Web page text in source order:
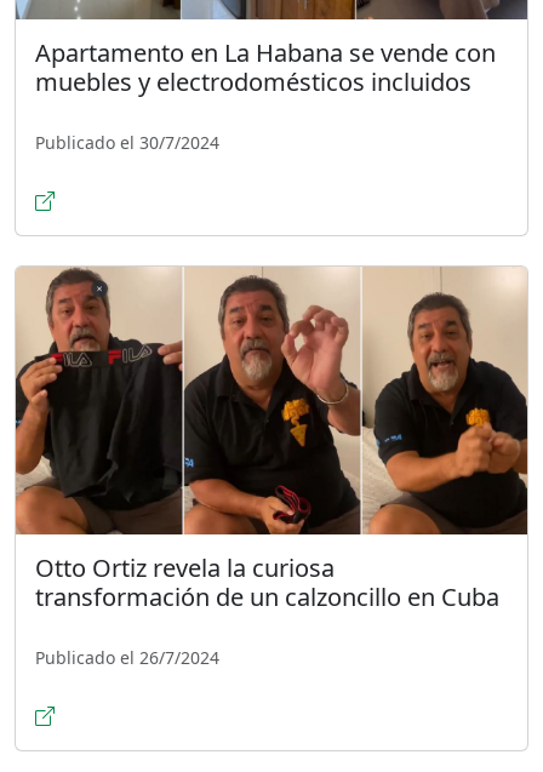
Apartamento en La Habana se vende con
muebles y electrodomésticos incluidos
Publicado el 30/7/2024
Otto Ortiz revela la curiosa
transformación de un calzoncillo en Cuba
Publicado el 26/7/2024